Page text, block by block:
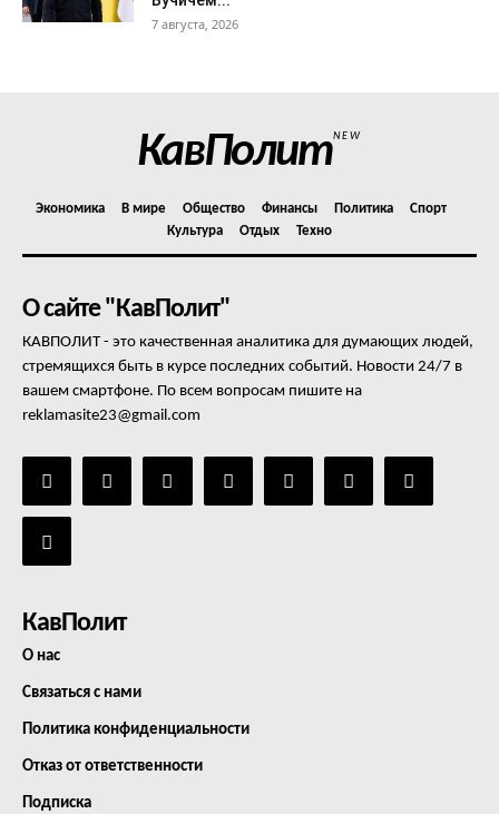
7 августа, 2026
КавПолитNEW
Экономика В мире Общество Финансы Политика
Спорт
Культура
Отдых Техно
О сайте "КавПолит"
КАВПОЛИТ - это качественная аналитика для думающих людей,
стремящихся быть в курсе последних событий. Новости 24/7 в
вашем смартфоне. По всем вопросам пишите на
reklamasite23@gmail.com
КавПолит
О нас
Связаться с нами
Политика конфиденциальности
Отказ от ответственности
Подписка